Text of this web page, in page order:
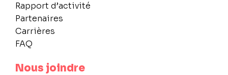
Rapport d’activité
Partenaires
Carrières
FAQ
Nous joindre